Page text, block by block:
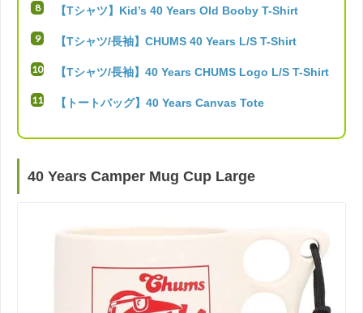
【Tシャツ】Kid’s 40 Years Old Booby T-Shirt
【Tシャツ/長袖】CHUMS 40 Years L/S T-Shirt
【Tシャツ/長袖】40 Years CHUMS Logo L/S T-Shirt
【トートバッグ】40 Years Canvas Tote
40 Years Camper Mug Cup Large